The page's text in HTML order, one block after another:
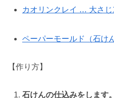
カオリンクレイ … 大さじ
ペーパーモールド（石け
【作り方】
石けんの仕込みをします。